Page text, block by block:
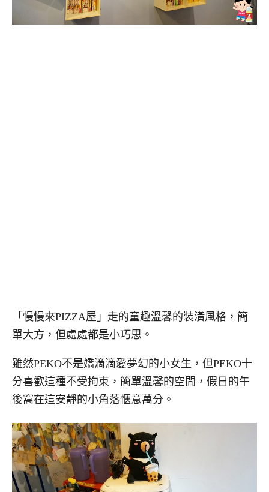
「慢慢來PIZZA屋」走的童趣溫馨的裝潢風格，簡
單大方，但處處都是小巧思。
雖然PEKO不是嬌滴滴愛夢幻的小女生，但PEKO十
分喜歡這種不受拘束，簡單溫馨的空間，假日的午
後窩在這安靜的小角落愜意萬分。